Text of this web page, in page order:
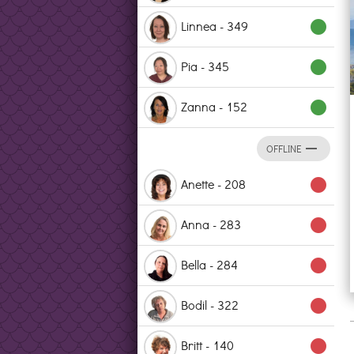
Linnea - 349 lens
Pia - 345 lens
Zanna - 152 lens
OFFLINE remove
Anette - 208 lens
Anna - 283 lens
Bella - 284 lens
Bodil - 322 lens
Britt - 140 lens